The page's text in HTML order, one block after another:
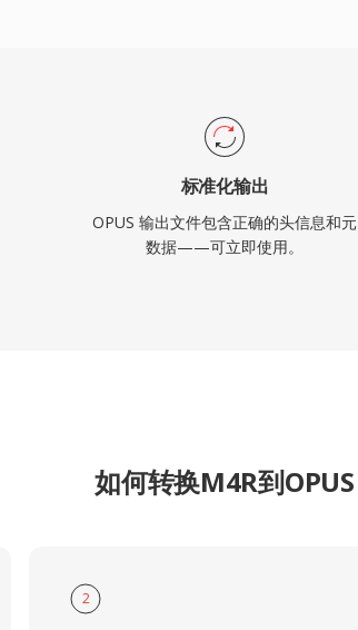
标准化输出
OPUS 输出文件包含正确的头信息和元
数据——可立即使用。
如何转换M4R到OPUS
2